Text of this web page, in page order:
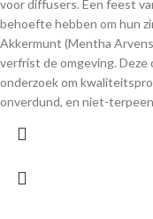
voor diffusers. Een feest
behoefte hebben om hun
Akkermunt (Mentha
verfrist de omgeving.
onderzoek om
onverdund, en niet-